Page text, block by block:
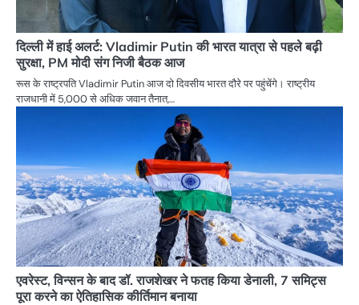
दिल्ली में हाई अलर्ट: Vladimir Putin की भारत यात्रा से पहले बढ़ी
सुरक्षा, PM मोदी संग निजी बैठक आज
रूस के राष्ट्रपति Vladimir Putin आज दो दिवसीय भारत दौरे पर पहुंचेंगे। राष्ट्रीय
राजधानी में 5,000 से अधिक जवान तैनात,…
एवरेस्ट, विन्सन के बाद डॉ. राजशेखर ने फतह किया डेनाली, 7 समिट्स
पूरा करने का ऐतिहासिक कीर्तिमान बनाया